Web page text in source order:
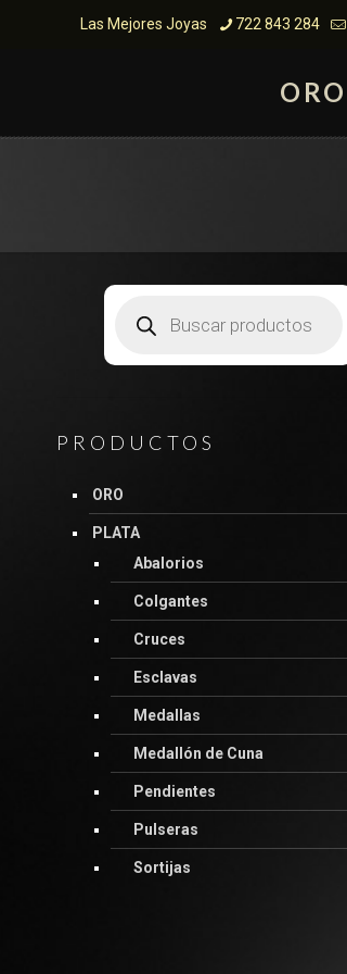
Las Mejores Joyas 722 843 284
ORO
PRODUCTOS
ORO
PLATA
Abalorios
Colgantes
Cruces
Esclavas
Medallas
Medallón de Cuna
Pendientes
Pulseras
Sortijas